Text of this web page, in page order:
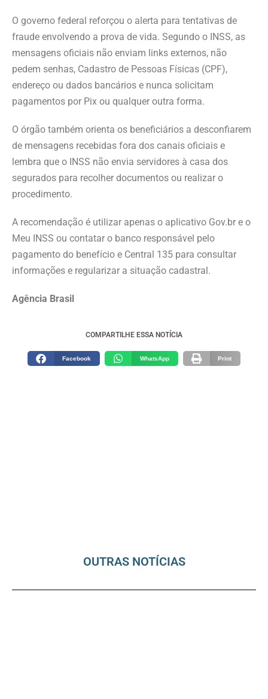
O governo federal reforçou o alerta para tentativas de
fraude envolvendo a prova de vida. Segundo o INSS, as
mensagens oficiais não enviam links externos, não
pedem senhas, Cadastro de Pessoas Físicas (CPF),
endereço ou dados bancários e nunca solicitam
pagamentos por Pix ou qualquer outra forma.
O órgão também orienta os beneficiários a desconfiarem
de mensagens recebidas fora dos canais oficiais e
lembra que o INSS não envia servidores à casa dos
segurados para recolher documentos ou realizar o
procedimento.
A recomendação é utilizar apenas o aplicativo Gov.br e o
Meu INSS ou contatar o banco responsável pelo
pagamento do benefício e Central 135 para consultar
informações e regularizar a situação cadastral.
Agência Brasil
COMPARTILHE ESSA NOTÍCIA
Facebook WhatsApp Print
OUTRAS NOTÍCIAS